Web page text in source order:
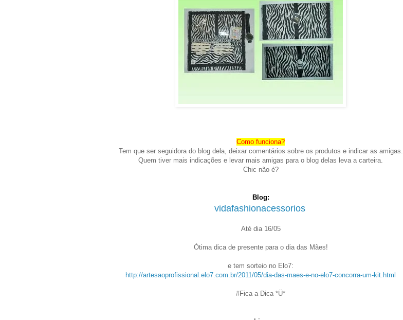
Como funciona?
Tem que ser seguidora do blog dela, deixar comentários sobre os produtos e indicar as amigas.
Quem tiver mais indicações e levar mais amigas para o blog delas leva a carteira.
Chic não é?
Blog:
vidafashionacessorios.
Até dia 16/05
Ótima dica de presente para o dia das Mães!
e tem sorteio no Elo7:
http://artesaoprofissional.elo7.com.br/2011/05/dia-das-maes-e-no-elo7-concorra-um-kit.html
#Fica a Dica *Ü*